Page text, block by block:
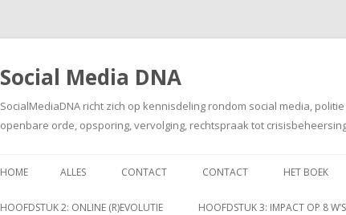
Social Media DNA
SocialMediaDNA richt zich op kennisdeling rondom social media,
openbare orde, opsporing, vervolging, rechtspraak tot
HOME ALLES CONTACT CONTACT HET BOEK
HOOFDSTUK 2: ONLINE (R)EVOLUTIE HOOFDSTUK 3: IMPACT OP 8 W’S